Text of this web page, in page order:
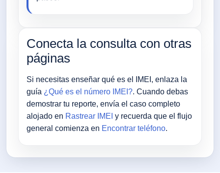
Conecta la consulta con otras
páginas
Si necesitas enseñar qué es el IMEI, enlaza la
guía ¿Qué es el número IMEI?. Cuando debas
demostrar tu reporte, envía el caso completo
alojado en Rastrear IMEI y recuerda que el flujo
general comienza en Encontrar teléfono.